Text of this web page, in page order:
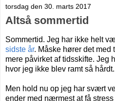
torsdag den 30. marts 2017
Altså sommertid
Sommertid. Jeg har ikke helt
sidste år. Måske hører det med
mere påvirket af tidsskifte. Jeg
hvor jeg ikke blev ramt så hårdt.
Men hold nu op jeg har svært
ender med nærmest at få